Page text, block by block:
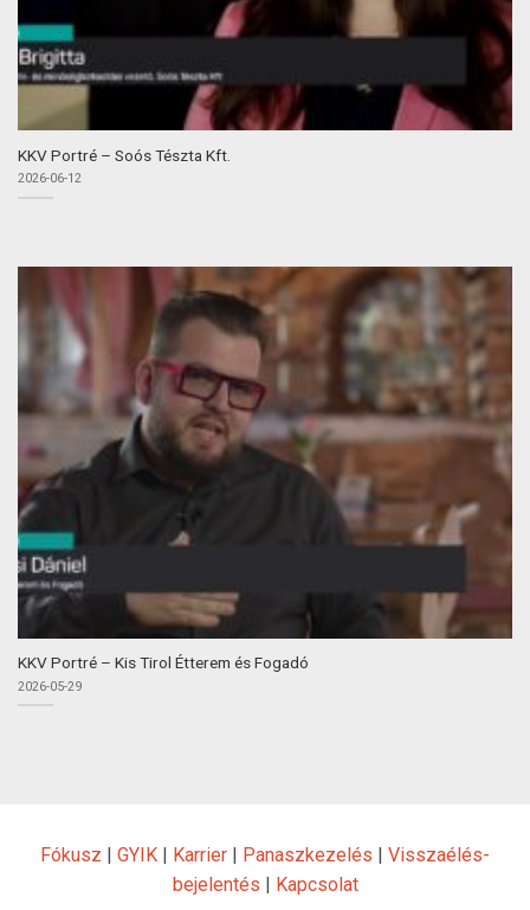
KKV Portré – Soós Tészta Kft.
2026-06-12
KKV Portré – Kis Tirol Étterem és Fogadó
2026-05-29
Fókusz | GYIK | Karrier | Panaszkezelés | Visszaélés-
bejelentés | Kapcsolat